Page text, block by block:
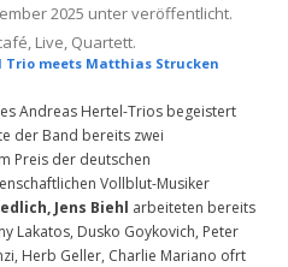
2025 unter veröffentlicht.
, Live, Quartett.
Trio meets Matthias Strucken
Andreas Hertel-Trios begeistert
der Band bereits zwei
Preis der deutschen
Vollblut-Musiker
Jens Biehl arbeiteten bereits
Lakatos, Dusko Goykovich, Peter
Herb Geller, Charlie Mariano ofrt